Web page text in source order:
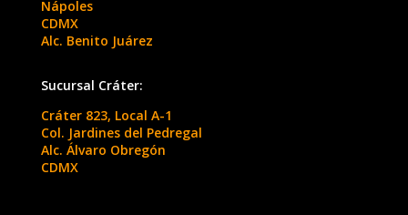
Nápoles
CDMX
Alc. Benito Juárez
Sucursal Cráter:
Cráter 823, Local A-1
Col. Jardines del Pedregal
Alc. Álvaro Obregón
CDMX